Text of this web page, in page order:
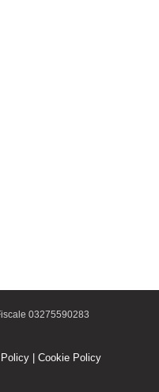
03275590283
| Cookie Policy